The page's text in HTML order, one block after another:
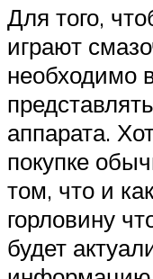
Для того,
играют
необходимо
аппарата.
покупке
том, что и
горловину
будет